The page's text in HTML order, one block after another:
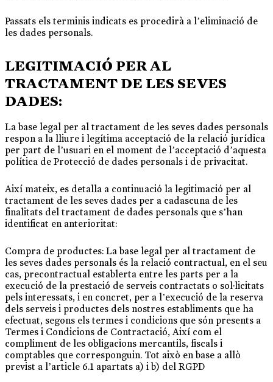
Passats els terminis indicats es procedirà a l’eliminació de
les dades personals.
LEGITIMACIÓ PER AL
TRACTAMENT DE LES SEVES
DADES:
La base legal per al tractament de les seves dades personals
respon a la lliure i legítima acceptació de la relació jurídica
per part de l’usuari en el moment de l’acceptació d’aquesta
política de Protecció de dades personals i de privacitat.
Així mateix, es detalla a continuació la legitimació per al
tractament de les seves dades per a cadascuna de les
finalitats del tractament de dades personals que s’han
identificat en anterioritat:
Compra de productes: La base legal per al tractament de
les seves dades personals és la relació contractual, en el seu
cas, precontractual establerta entre les parts per a la
execució de la prestació de serveis contractats o sol·licitats
pels interessats, i en concret, per a l’execució de la reserva
dels serveis i productes dels nostres establiments que ha
efectuat, segons els termes i condicions que són presents a
Termes i Condicions de Contractació, Així com el
compliment de les obligacions mercantils, fiscals i
comptables que corresponguin. Tot això en base a allò
previst a l’article 6.1 apartats a) i b) del RGPD